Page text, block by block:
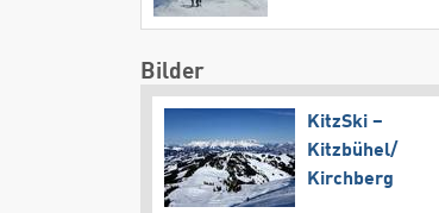
Bilder
KitzSki –
Kitzbühel/​
Kirchberg